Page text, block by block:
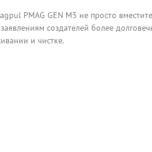
PMAG GEN M3 не просто
создателей более
и чистке.